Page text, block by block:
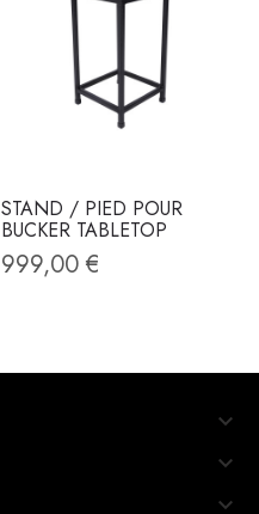
STAND / PIED POUR
BUCKER TABLETOP
999,00 €
keyboard_arrow_down
keyboard_arrow_down
keyboard_arrow_down